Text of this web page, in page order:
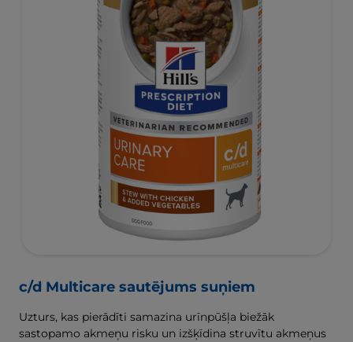
c/d Multicare sautējums suņiem
Uzturs, kas pierādīti samazina urīnpūšļa biežāk
sastopamo akmeņu risku un izšķīdina struvītu akmeņus